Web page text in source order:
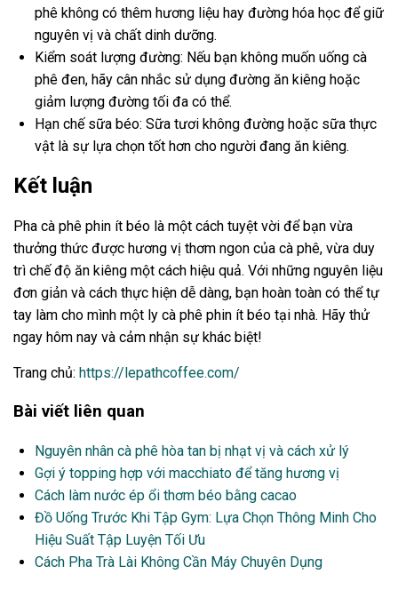
phê không có thêm hương liệu hay đường hóa học để giữ
nguyên vị và chất dinh dưỡng.
Kiểm soát lượng đường: Nếu bạn không muốn uống cà
phê đen, hãy cân nhắc sử dụng đường ăn kiêng hoặc
giảm lượng đường tối đa có thể.
Hạn chế sữa béo: Sữa tươi không đường hoặc sữa thực
vật là sự lựa chọn tốt hơn cho người đang ăn kiêng.
Kết luận
Pha cà phê phin ít béo là một cách tuyệt vời để bạn vừa
thưởng thức được hương vị thơm ngon của cà phê, vừa duy
trì chế độ ăn kiêng một cách hiệu quả. Với những nguyên liệu
đơn giản và cách thực hiện dễ dàng, bạn hoàn toàn có thể tự
tay làm cho mình một ly cà phê phin ít béo tại nhà. Hãy thử
ngay hôm nay và cảm nhận sự khác biệt!
Trang chủ: https://lepathcoffee.com/
Bài viết liên quan
Nguyên nhân cà phê hòa tan bị nhạt vị và cách xử lý
Gợi ý topping hợp với macchiato để tăng hương vị
Cách làm nước ép ổi thơm béo bằng cacao
Đồ Uống Trước Khi Tập Gym: Lựa Chọn Thông Minh Cho
Hiệu Suất Tập Luyện Tối Ưu
Cách Pha Trà Lài Không Cần Máy Chuyên Dụng